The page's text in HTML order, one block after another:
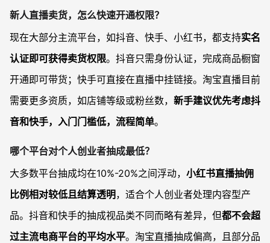
新人直播卖货，怎么快速开通权限？
现在大部分主流平台，如抖音、快手、小红书，都支持实名
认证即可获得卖货权限。抖音只需身份认证，完成商品橱窗
开通即可带货；快手可直接在直播中挂链接。淘宝直播目前
需要更多资质，如店铺等级或粉丝数， 新手建议优先考虑抖
音和快手，入门门槛低，流程简单。
哪个平台对个人创业者抽成最低？
大多数平台抽成均在10%-20%之间浮动， 小红书直播抽佣
比例相对较低且结算透明，适合个人创业者处理内容型产
品。抖音和快手的抽成视品类不同而略有差异，但都不会超
过主流电商平台的平均水平。淘宝直播抽成偏高，且部分品